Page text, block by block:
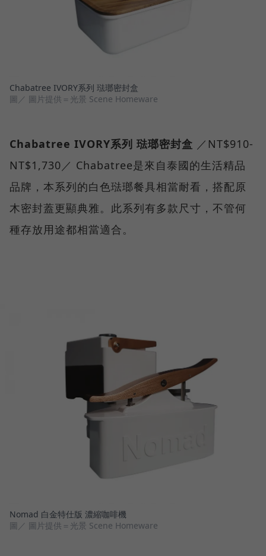
Chabatree IVORY系列 琺瑯密封盒
圖／ 圖片提供＝光景 Scene Homeware
Chabatree IVORY系列 琺瑯密封盒 ／NT$910-
NT$1,730／ Chabatree是來自泰國的生活精品
品牌，本系列的白色琺瑯餐具相當耐看，搭配原
木密封蓋更顯典雅。此系列有多款尺寸，不管何
種存放用途都相當適合。
Nomad 白金特仕版 濃縮咖啡機
圖／ 圖片提供＝光景 Scene Homeware